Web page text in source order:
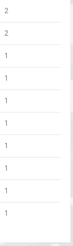
2
2
1
1
1
1
1
1
1
1